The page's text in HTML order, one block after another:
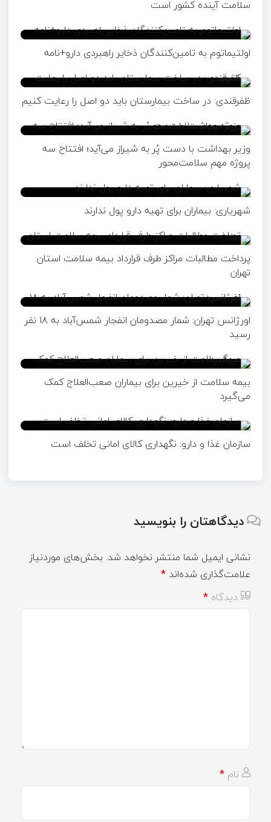
سلامت آینده کشور است
اولتیماتوم به تامین‌کنندگان ذخایر راهبردی دارو+نامه
ظفرقندی: در ساخت بیمارستان باید دو اصل را رعایت کنیم
وزیر بهداشت با دست پُر به شیراز می‌آید؛ افتتاح سه
پروژه مهم سلامت‌محور
شهریاری: بیماران برای تهیه دارو پول ندارند
پرداخت مطالبات مراکز طرف قرارداد بیمه سلامت استان
تهران
اورژانس تهران: شمار مصدومان انفجار شمس‌آباد به ۱۸ نفر
رسید
بیمه سلامت از خیرین برای بیماران صعب‌العلاج کمک
می‌گیرد
سازمان غذا و دارو: نگهداری کالای امانی تخلف است
دیدگاهتان را بنویسید
نشانی ایمیل شما منتشر نخواهد شد. بخش‌های موردنیاز
علامت‌گذاری شده‌اند *
دیدگاه *
نام *